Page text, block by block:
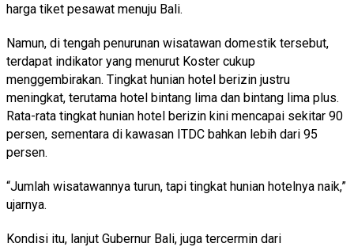
harga tiket pesawat menuju Bali.
Namun, di tengah penurunan wisatawan domestik tersebut,
terdapat indikator yang menurut Koster cukup
menggembirakan. Tingkat hunian hotel berizin justru
meningkat, terutama hotel bintang lima dan bintang lima plus.
Rata-rata tingkat hunian hotel berizin kini mencapai sekitar 90
persen, sementara di kawasan ITDC bahkan lebih dari 95
persen.
“Jumlah wisatawannya turun, tapi tingkat hunian hotelnya naik,”
ujarnya.
Kondisi itu, lanjut Gubernur Bali, juga tercermin dari